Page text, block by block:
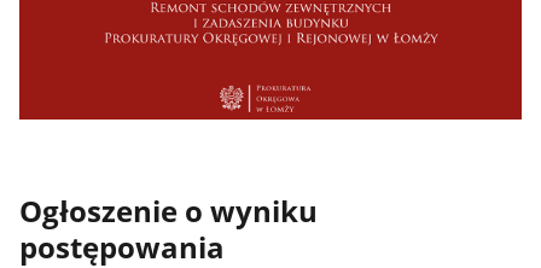
Ogłoszenie o wyniku
postępowania